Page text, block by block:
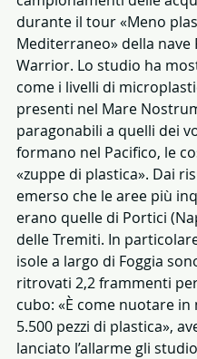
durante il tour «Meno
Mediterraneo» della nave
Warrior. Lo studio ha
come i livelli di
presenti nel Mare
paragonabili a quelli dei
formano nel Pacifico, le
«zuppe di plastica». Dai
emerso che le aree più
erano quelle di Portici
delle Tremiti. In
isole a largo di Foggia
ritrovati 2,2 frammenti
cubo: «È come nuotare in
5.500 pezzi di plastica»,
lanciato l’allarme gli